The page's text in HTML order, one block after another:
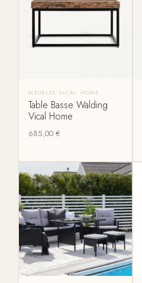
MEUBLES VICAL HOME
Table Basse Walding
Vical Home
685,00€